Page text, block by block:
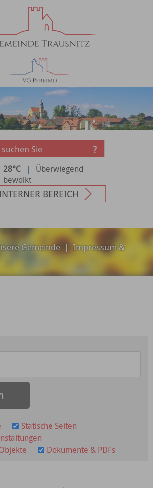
28°C |
Überwiegend
bewölkt
BEREICH
Gemeinde| Impressum &
Statische Seiten
Dokumente & PDFs